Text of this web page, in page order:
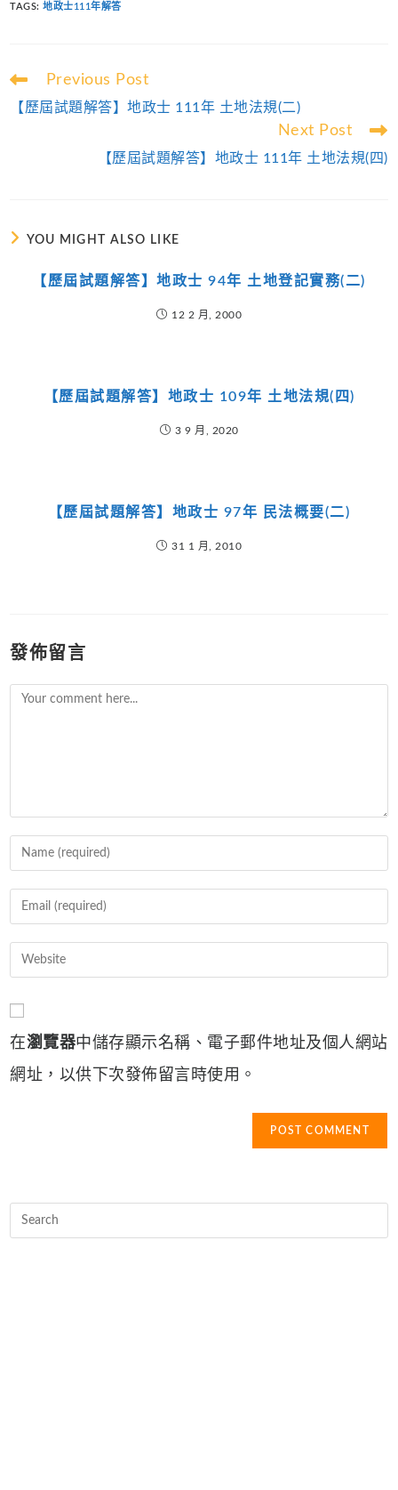
TAGS:地政士111年解答
Read
articles
Previous Post
【歷屆試題解答】地政士 111年 土地法規(二)
Next Post
【歷屆試題解答】地政士 111年 土地法規(四)
YOU MIGHT ALSO LIKE
【歷屆試題解答】地政士 94年 土地登記實務(二)
12 2 月, 2000
【歷屆試題解答】地政士 109年 土地法規(四)
3 9 月, 2020
【歷屆試題解答】地政士 97年 民法概要(二)
31 1 月, 2010
發佈留言
Comment
Enter
your
or
username
Enter
your
address
Enter
your
website
(optional)
在瀏覽器中儲存顯示名稱、電子郵件地址及個人網站
網址，以供下次發佈留言時使用。